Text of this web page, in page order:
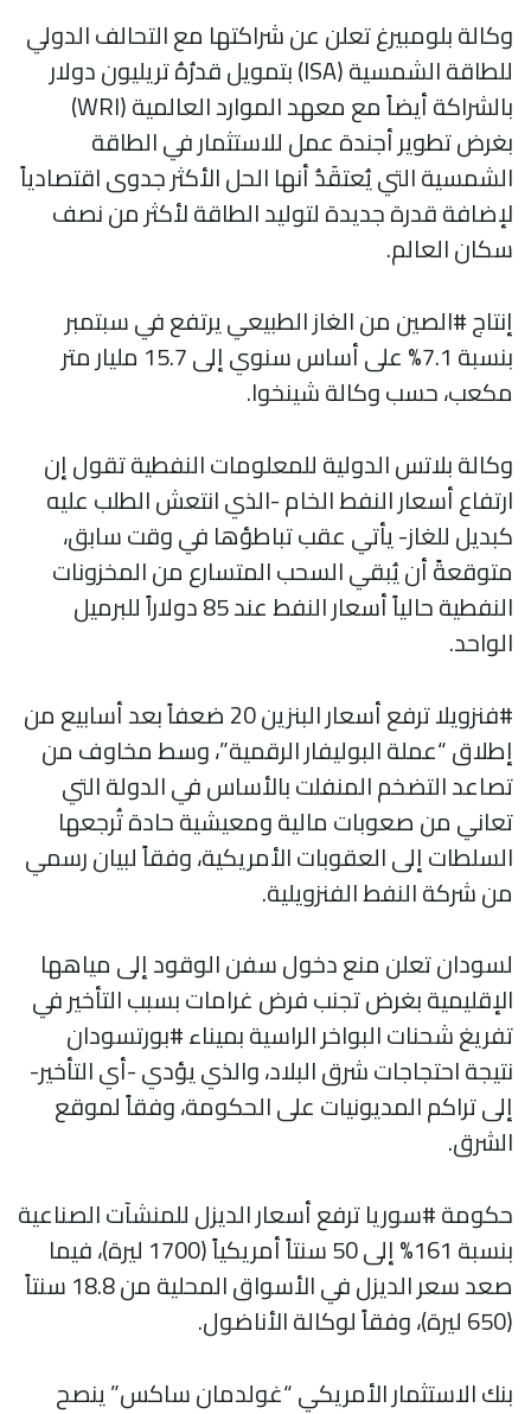
وكالة بلومبيرغ تعلن عن شراكتها مع التحالف الدولي
للطاقة الشمسية (ISA) بتمويل قدرُهُ تريليون دولار
بالشراكة أيضاً مع معهد الموارد العالمية (WRI)
بغرض تطوير أجندة عمل للاستثمار في الطاقة
الشمسية التي يُعتقَدُ أنها الحل الأكثر جدوى اقتصادياً
لإضافة قدرة جديدة لتوليد الطاقة لأكثر من نصف
سكان العالم.
إنتاج #الصين من الغاز الطبيعي يرتفع في سبتمبر
بنسبة 7.1% على أساس سنوي إلى 15.7 مليار متر
مكعب، حسب وكالة شينخوا.
وكالة بلاتس الدولية للمعلومات النفطية تقول إن
ارتفاع أسعار النفط الخام -الذي انتعش الطلب عليه
كبديل للغاز- يأتي عقب تباطؤها في وقت سابق،
متوقعةً أن يُبقي السحب المتسارع من المخزونات
النفطية حالياً أسعار النفط عند 85 دولاراً للبرميل
الواحد.
#فنزويلا ترفع أسعار البنزين 20 ضعفاً بعد أسابيع من
إطلاق “عملة البوليفار الرقمية”، وسط مخاوف من
تصاعد التضخم المنفلت بالأساس في الدولة التي
تعاني من صعوبات مالية ومعيشية حادة تُرجعها
السلطات إلى العقوبات الأمريكية، وفقاً لبيان رسمي
من شركة النفط الفنزويلية.
لسودان تعلن منع دخول سفن الوقود إلى مياهها
الإقليمية بغرض تجنب فرض غرامات بسبب التأخير في
تفريغ شحنات البواخر الراسية بميناء #بورتسودان
نتيجة احتجاجات شرق البلاد، والذي يؤدي -أي التأخير-
إلى تراكم المديونيات على الحكومة، وفقاً لموقع
الشرق.
حكومة #سوريا ترفع أسعار الديزل للمنشآت الصناعية
بنسبة 161% إلى 50 سنتاً أمريكياً (1700 ليرة)، فيما
صعد سعر الديزل في الأسواق المحلية من 18.8 سنتاً
(650 ليرة)، وفقاً لوكالة الأناضول.
بنك الاستثمار الأمريكي “غولدمان ساكس” ينصح